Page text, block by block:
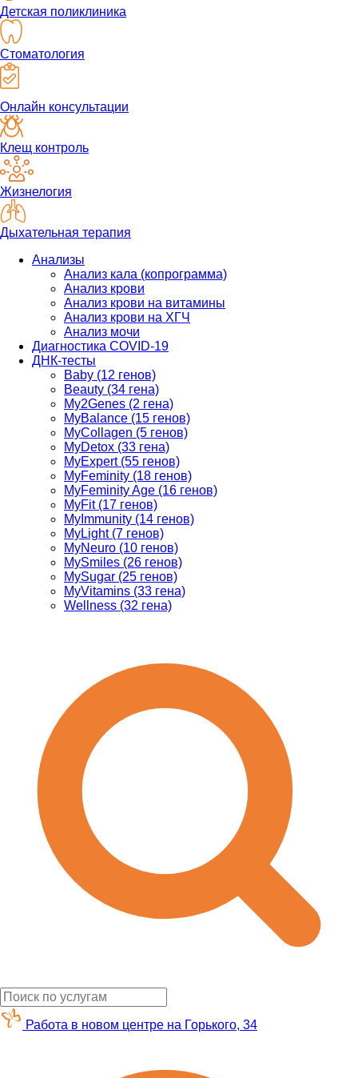
Детская поликлиника
Стоматология
Онлайн консультации
Клещ контроль
Жизнелогия
Дыхательная терапия
Анализы
Анализ кала (копрограмма)
Анализ крови
Анализ крови на витамины
Анализ крови на ХГЧ
Анализ мочи
Диагностика COVID-19
ДНК-тесты
Baby (12 генов)
Beauty (34 гена)
My2Genes (2 гена)
MyBalance (15 генов)
MyCollagen (5 генов)
MyDetox (33 гена)
MyExpert (55 генов)
MyFeminity (18 генов)
MyFeminity Age (16 генов)
MyFit (17 генов)
MyImmunity (14 генов)
MyLight (7 генов)
MyNeuro (10 генов)
MySmiles (26 генов)
MySugar (25 генов)
MyVitamins (33 гена)
Wellness (32 гена)
Работа в новом центре на Горького, 34